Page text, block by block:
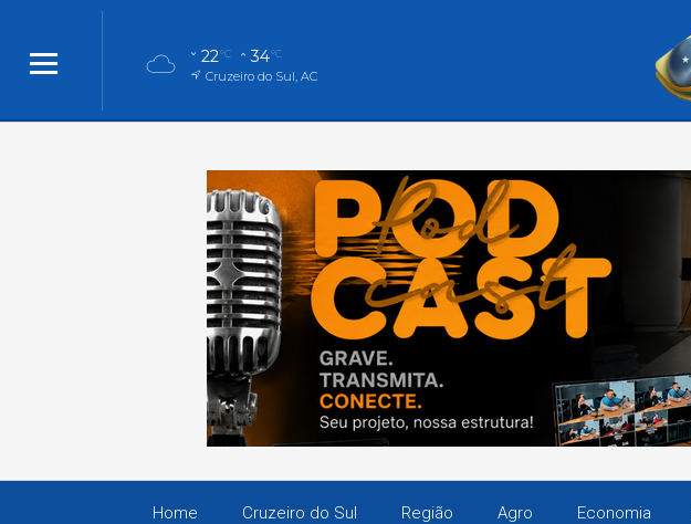
22°C 34°C
Cruzeiro do Sul, AC
Home Cruzeiro do Sul Região Agro Economia